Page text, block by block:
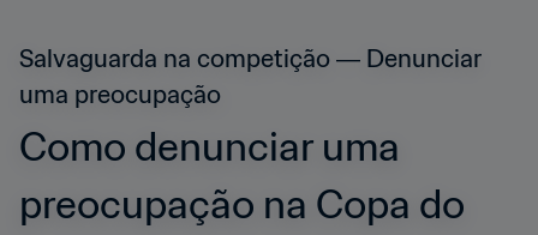
Salvaguarda na competição ― Denunciar
uma preocupação
Como denunciar uma
preocupação na Copa do